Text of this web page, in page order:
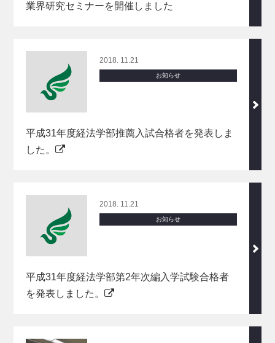
業界研究セミナーを開催しました
2018. 11.21
お知らせ
平成31年度経法学部推薦入試合格者を発表しま
した。
2018. 11.21
お知らせ
平成31年度経法学部第2年次編入学試験合格者
を発表しました。